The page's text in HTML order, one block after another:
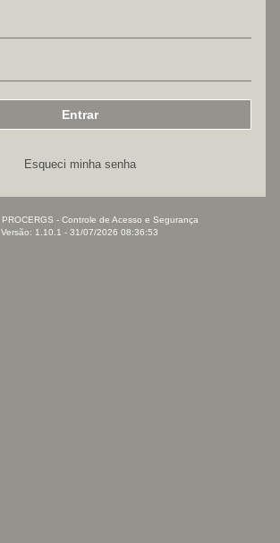
Esqueci minha senha
PROCERGS - Controle de Acesso e Segurança
Versão: 1.10.1 - 31/07/2026 08:36:53